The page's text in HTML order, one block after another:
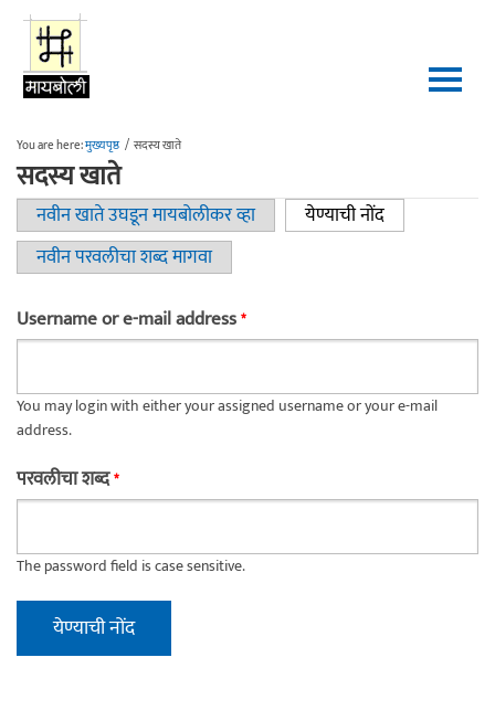
Skip to main content
You are here:मुख्यपृष्ठ / सदस्य खाते
सदस्य खाते
Primary tabs
नवीन खाते उघडून मायबोलीकर व्हा येण्याची नोंद(active tab)
नवीन परवलीचा शब्द मागवा
Username or e-mail address*
You may login with either your assigned username or your e-mail
address.
परवलीचा शब्द*
The password field is case sensitive.